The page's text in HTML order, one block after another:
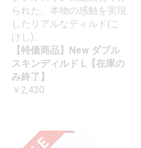
られた、本物の感触を実現
したリアルなディルド(こ
けし)。
【特価商品】New ダブル
スキンディルド L【在庫の
み終了】
￥2,420